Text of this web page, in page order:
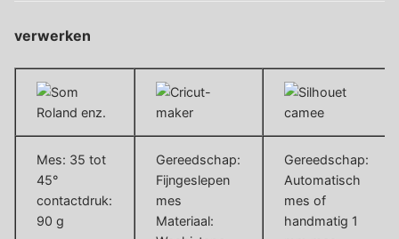
verwerken
Mes: 35 tot
45°
contactdruk:
90 g
Gereedschap:
Fijngeslepen
mes
Materiaal:
Gereedschap:
Automatisch
mes of
handmatig 1